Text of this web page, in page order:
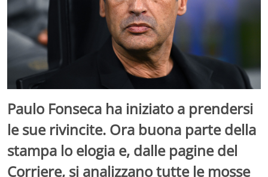
Paulo Fonseca ha iniziato a prendersi
le sue rivincite. Ora buona parte della
stampa lo elogia e, dalle pagine del
Corriere, si analizzano tutte le mosse